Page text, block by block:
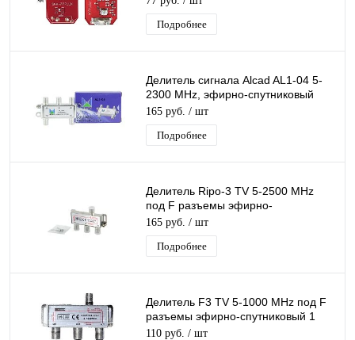
Подробнее
Делитель сигнала Alcad AL1-04 5-
2300 MHz, эфирно-спутниковый
делитель сигнала тв на 4 F-выхода
165 руб. / шт
Подробнее
Делитель Ripo-3 TV 5-2500 MHz
под F разъемы эфирно-
спутниковый с проходом питания 1
вход 3 выхода
165 руб. / шт
Подробнее
Делитель F3 TV 5-1000 MHz под F
разъемы эфирно-спутниковый 1
вход 3 выхода
110 руб. / шт